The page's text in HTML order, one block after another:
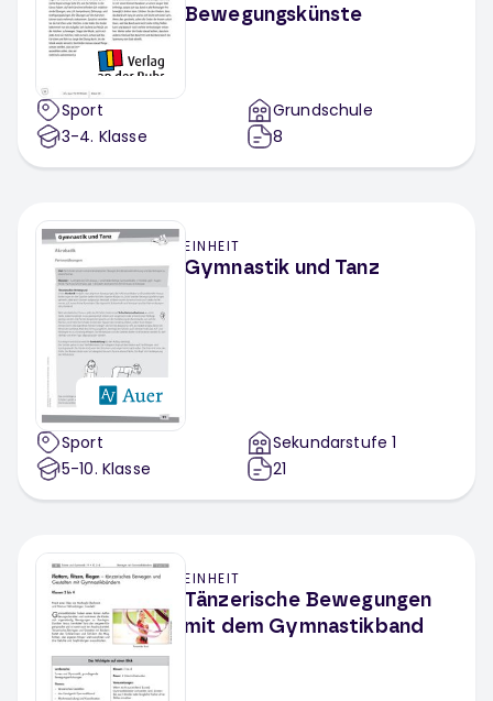
Bewegungskünste
Sport
3-4. Klasse
Grundschule
8
EINHEIT
Gymnastik und Tanz
Sport
5-10. Klasse
Sekundarstufe 1
21
EINHEIT
Tänzerische Bewegungen
mit dem Gymnastikband